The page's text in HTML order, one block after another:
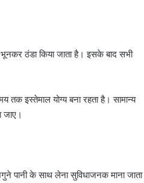
ठंडा किया जाता है। इसके बाद सभी
इस्तेमाल योग्य बना रहता है। सामान्य
जाए।
पानी के साथ लेना सुविधाजनक माना जाता